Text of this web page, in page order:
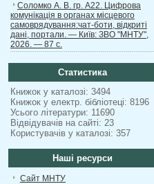
Соломко А. В. гр. А22. Цифрова
комунікація в органах місцевого
самоврядування:чат-боти, відкриті
дані, портали. — Київ: ЗВО "МНТУ",
2026. — 87 с.
Статистика
Книжок у каталозі: 3494
Книжок у електр. бібліотеці: 8196
Усього літератури: 11690
Відвідувачів на сайті: 23
Користувачів у каталозі: 357
Наші ресурси
Сайт МНТУ